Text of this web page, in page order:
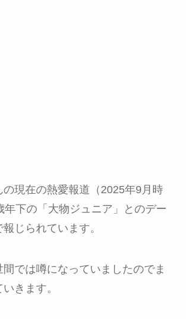
現在の熱愛報道（2025年9月時
年下の「大物ジュニア」とのデー
じられています。
では噂になっていましたのでま
きます。